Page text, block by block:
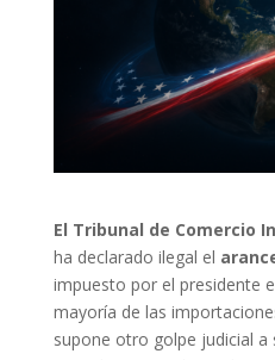
El Tribunal de Comercio
ha declarado ilegal el
impuesto por el presidente
mayoría de las
supone otro golpe judicial